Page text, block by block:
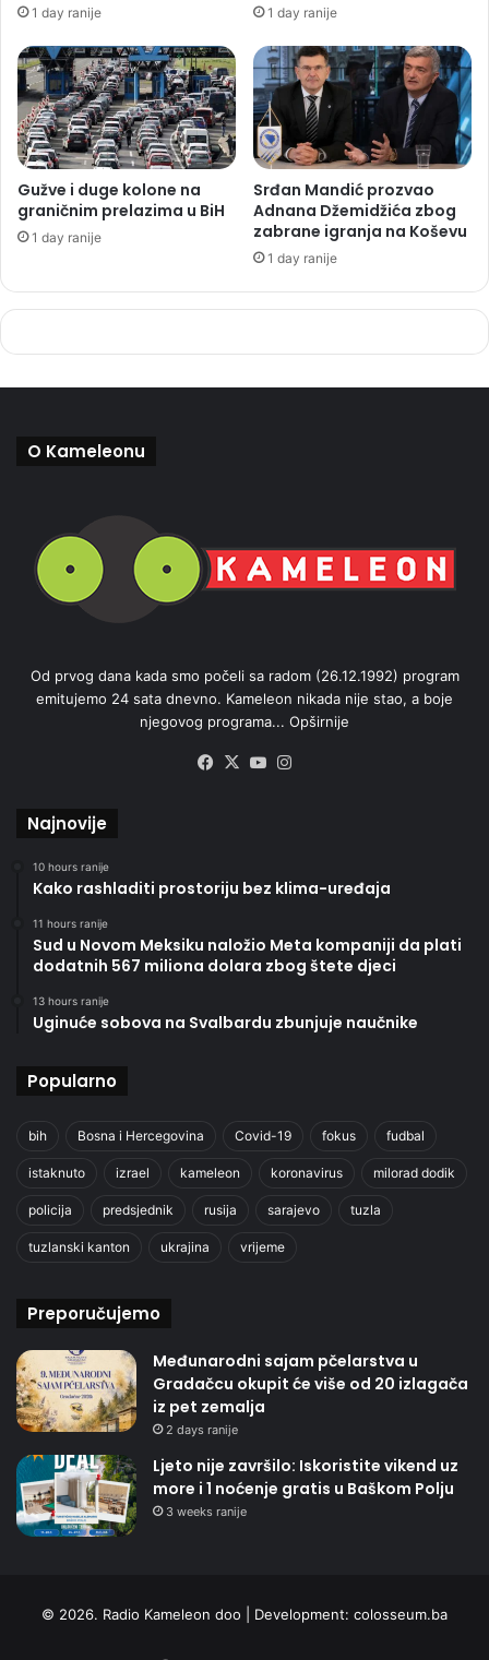
1 day ranije 1 day ranije
Gužve i duge kolone na
graničnim prelazima u BiH
1 day ranije
Srđan Mandić prozvao
Adnana Džemidžića zbog
zabrane igranja na Koševu
1 day ranije
O Kameleonu
Od prvog dana kada smo počeli sa radom (26.12.1992) program
emitujemo 24 sata dnevno. Kameleon nikada nije stao, a boje
njegovog programa... Opširnije
Facebook
X YouTube
Najnovije
10 hours ranije
Kako rashladiti prostoriju bez klima-uređaja
11 hours ranije
Sud u Novom Meksiku naložio Meta kompaniji da plati
dodatnih 567 miliona dolara zbog štete djeci
13 hours ranije
Uginuće sobova na Svalbardu zbunjuje naučnike
Popularno
bih Bosna i Hercegovina Covid-19 fokus fudbal
istaknuto izrael kameleon koronavirus milorad dodik
policija predsjednik rusija sarajevo tuzla
tuzlanski kanton ukrajina vrijeme
Preporučujemo
Međunarodni sajam pčelarstva u
Gradačcu okupit će više od 20 izlagača
iz pet zemalja
2 days ranije
Ljeto nije završilo: Iskoristite vikend uz
more i 1 noćenje gratis u Baškom Polju
3 weeks ranije
© 2026. Radio Kameleon doo | Development: colosseum.ba